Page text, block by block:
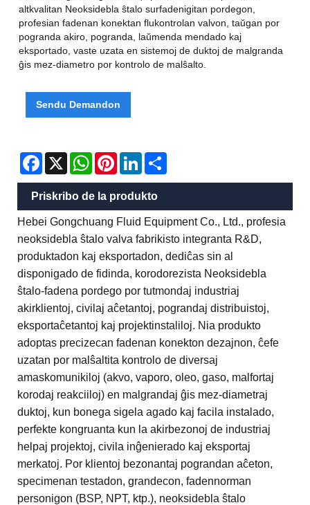
altkvalitan Neoksidebla ŝtalo surfadenigitan pordegon,
profesian fadenan konektan flukontrolan valvon, taŭgan por
pogranda akiro, pogranda, laŭmenda mendado kaj
eksportado, vaste uzata en sistemoj de duktoj de malgranda
ĝis mez-diametro por kontrolo de malŝalto.
Sendu Demandon
Facebook
X WhatsAppPinterestLinkedIn
Priskribo de la produkto
Hebei Gongchuang Fluid Equipment Co., Ltd., profesia
neoksidebla ŝtalo valva fabrikisto integranta R&D,
produktadon kaj eksportadon, dediĉas sin al
disponigado de fidinda, korodorezista Neoksidebla
ŝtalo-fadena pordego por tutmondaj industriaj
akirklientoj, civilaj aĉetantoj, pograndaj distribuistoj,
eksportaĉetantoj kaj projektinstaliloj. Nia produkto
adoptas precizecan fadenan konekton dezajnon, ĉefe
uzatan por malŝaltita kontrolo de diversaj
amaskomunikiloj (akvo, vaporo, oleo, gaso, malfortaj
korodaj reakciiloj) en malgrandaj ĝis mez-diametraj
duktoj, kun bonega sigela agado kaj facila instalado,
perfekte kongruanta kun la akirbezonoj de industriaj
helpaj projektoj, civila inĝenierado kaj eksportaj
merkatoj. Por klientoj bezonantaj pograndan aĉeton,
specimenan testadon, grandecon, fadennorman
personigon (BSP, NPT, ktp.), neoksidebla ŝtalo